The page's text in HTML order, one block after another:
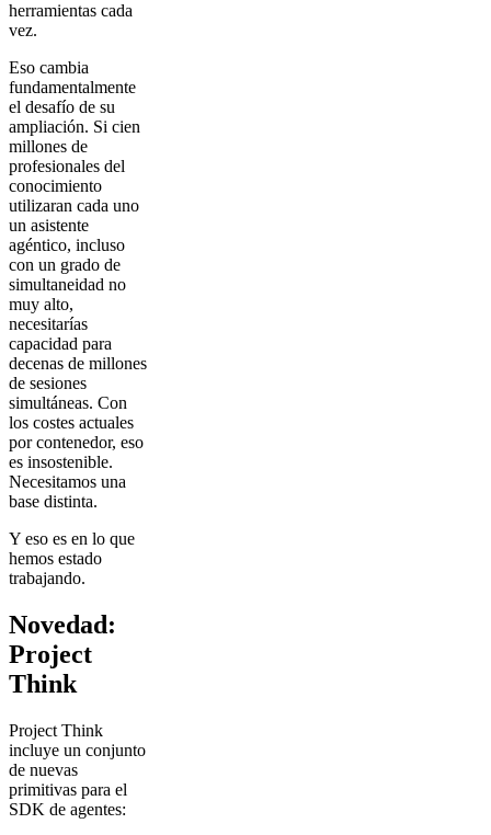
herramientas cada
vez.
Eso cambia
fundamentalmente
el desafío de su
ampliación. Si cien
millones de
profesionales del
conocimiento
utilizaran cada uno
un asistente
agéntico, incluso
con un grado de
simultaneidad no
muy alto,
necesitarías
capacidad para
decenas de millones
de sesiones
simultáneas. Con
los costes actuales
por contenedor, eso
es insostenible.
Necesitamos una
base distinta.
Y eso es en lo que
hemos estado
trabajando.
Novedad:
Project
Think
Project Think
incluye un conjunto
de nuevas
primitivas para el
SDK de agentes: